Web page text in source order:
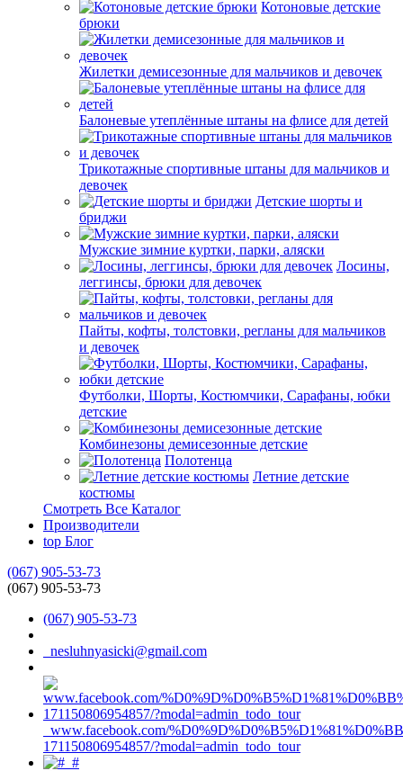
Котоновые детские
брюки
Жилетки демисезонные для мальчиков и девочек
Балоневые утеплённые штаны на флисе для детей
Трикотажные спортивные штаны для мальчиков и
девочек
Детские шорты и
бриджи
Мужские зимние куртки, парки, аляски
Лосины,
леггинсы, брюки для девочек
Пайты, кофты, толстовки, регланы для мальчиков
и девочек
Футболки, Шорты, Костюмчики, Сарафаны, юбки
детские
Комбинезоны демисезонные детские
Полотенца
Летние детские
костюмы
Смотреть Все Каталог
Производители
top Блог
(067) 905-53-73
(067) 905-53-73
(067) 905-53-73
nesluhnyasicki@gmail.com
www.facebook.com/
171150806954857/?modal=admin_todo_tour
#